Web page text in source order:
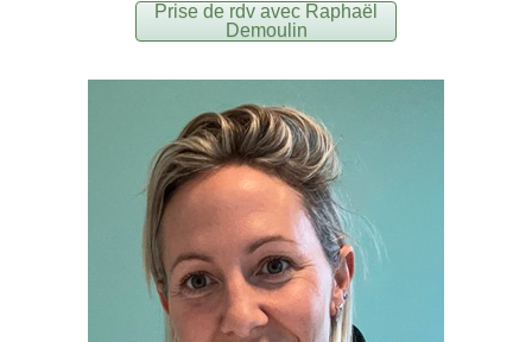
Prise de rdv avec Raphaël
Demoulin